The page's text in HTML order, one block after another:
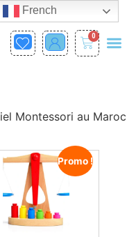
0
Montessori au Maroc
Promo !
French